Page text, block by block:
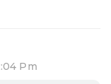
Pm